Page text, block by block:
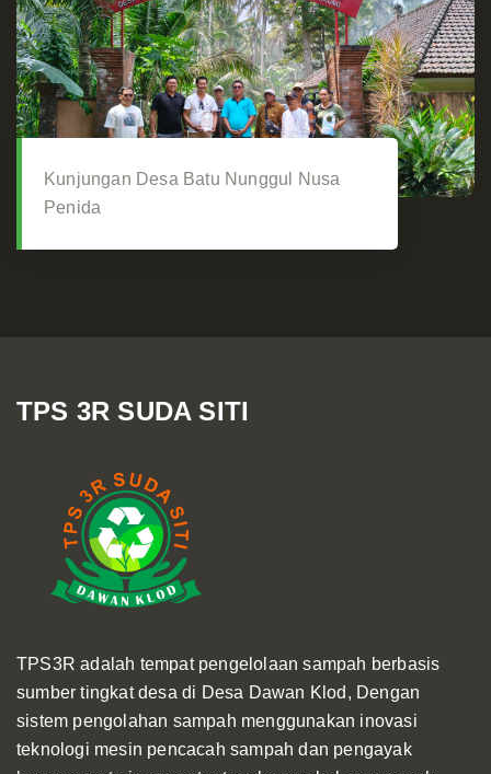
Kunjungan Desa Batu Nunggul Nusa
Penida
TPS 3R SUDA SITI
TPS3R adalah tempat pengelolaan sampah berbasis
sumber tingkat desa di Desa Dawan Klod, Dengan
sistem pengolahan sampah menggunakan inovasi
teknologi mesin pencacah sampah dan pengayak